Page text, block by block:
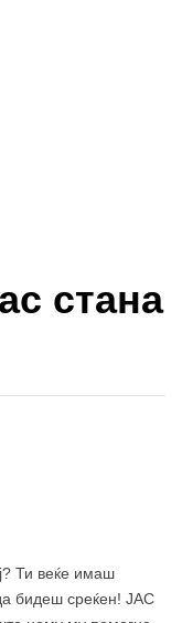
стана
Ти веќе имаш
бидеш среќен! ЈАС